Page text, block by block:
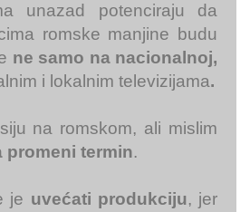
unazad potenciraju da
romske manjine budu
ne samo na nacionalnoj,
i lokalnim televizijama.
na romskom, ali mislim
promeni termin.
je uvećati produkciju, jer